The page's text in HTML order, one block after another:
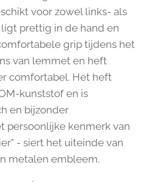
voor zowel links- als
prettig in de hand en
grip tijdens het
van lemmet en heft
comfortabel. Het heft
kunststof en is
en bijzonder
persoonlijke kenmerk van
- siert het uiteinde van
metalen embleem.